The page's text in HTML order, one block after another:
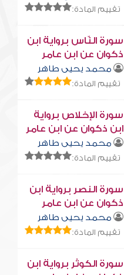
تقييم المادة:
سورة النّاس برواية ابن
ذكوان عن ابن عامر
محمد يحيى طاهر
تقييم المادة:
سورة الإخلاص برواية
ابن ذكوان عن ابن عامر
محمد يحيى طاهر
تقييم المادة:
سورة النصر برواية ابن
ذكوان عن ابن عامر
محمد يحيى طاهر
تقييم المادة:
سورة الكوثر برواية ابن